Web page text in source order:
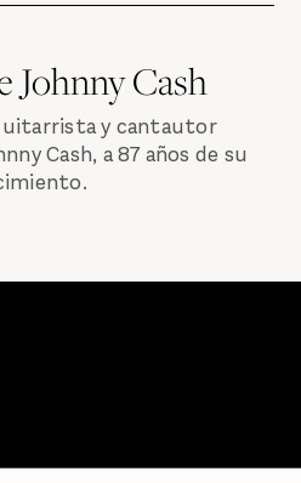
Johnny Cash
y cantautor
Cash, a 87 años de su